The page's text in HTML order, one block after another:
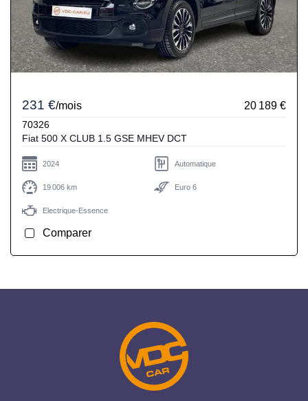
231 €/mois 20 189 €
70326
Fiat 500 X CLUB 1.5 GSE MHEV DCT
2024 Automatique
19 006 km Euro 6
Electrique-Essence
Comparer